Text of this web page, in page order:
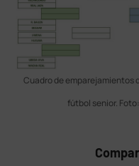
Cuadro de emparejamientos
fútbol senior.